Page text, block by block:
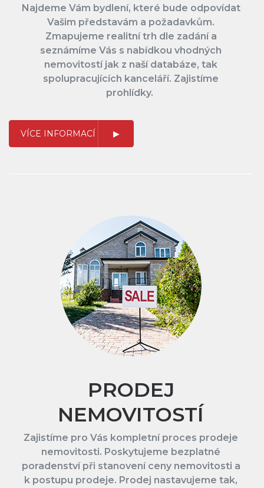
Najdeme Vám bydlení, které bude odpovídat
Vašim představám a požadavkům.
Zmapujeme realitní trh dle zadání a
seznámíme Vás s nabídkou vhodných
nemovitostí jak z naší databáze, tak
spolupracujících kanceláří. Zajistíme
prohlídky.
VÍCE INFORMACÍ
PRODEJ
NEMOVITOSTÍ
Zajistíme pro Vás kompletní proces prodeje
nemovitosti. Poskytujeme bezplatné
poradenství při stanovení ceny nemovitosti a
k postupu prodeje. Prodej nastavujeme tak,